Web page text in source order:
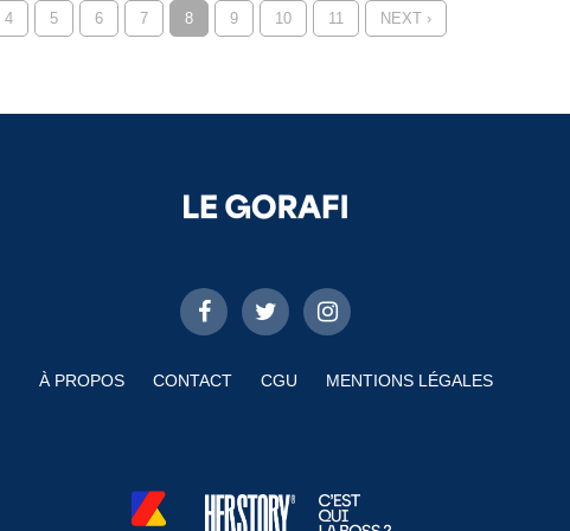
4 5 6 7 8 9 10 11 NEXT ›
À PROPOS CONTACT CGU MENTIONS LÉGALES